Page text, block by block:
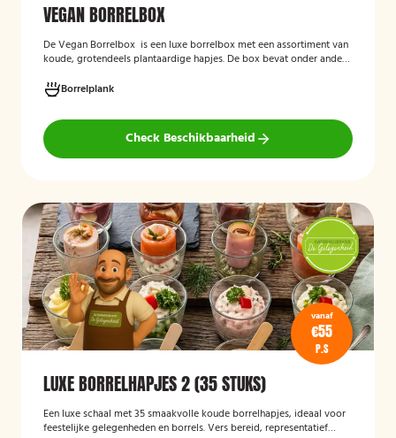
VEGAN BORRELBOX
DeVegan Borrelbox is een luxe borrelbox met een assortiment van
koude, grotendeels plantaardige hapjes. De box bevat onder andere
groenten, crostini’s en andere smaakvolle borrelhapjes die direct
serveerklaar zijn voor een feest, borrel of bijeenkomst.
Borrelplank
Check Beschikbaarheid
vanaf
€55
P.S
LUXE BORRELHAPJES 2 (35 STUKS)
Een luxe schaal met 35 smaakvolle koude borrelhapjes, ideaal voor
feestelijke gelegenheden en borrels. Vers bereid, representatief